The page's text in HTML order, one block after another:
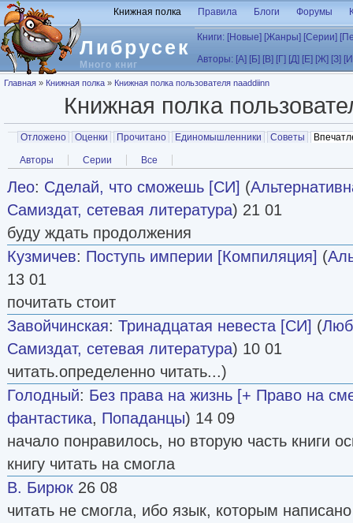
Перейти к основному содержанию
Либрусек
Много книг
Книжная полка Правила Блоги Форумы
Книги: [Новые] [Жанры] [Серии]
Авторы: [А] [Б] [В] [Г] [Д] [Е] [Ж] [З]
Вы здесь
Главная » Книжная полка » Книжная полка пользователя naaddiinn
Книжная полка
Главные вкладки
Отложено Оценки Прочитано Единомышленники Советы
Вторичные вкладки
Авторы Серии Все
Лео: Сделай, что сможешь [СИ] (
Самиздат, сетевая литература) 21 01
буду ждать продолжения
Кузмичев: Поступь империи [Компиляция] (
13 01
почитать стоит
Завойчинская: Тринадцатая невеста [СИ] (
Самиздат, сетевая литература) 10 01
читать.определенно читать...)
Голодный: Без права на жизнь [+ Право на
фантастика, Попаданцы) 14 09
начало понравилось, но вторую часть книги
книгу читать на смогла
В. Бирюк 26 08
читать не смогла, ибо язык, которым